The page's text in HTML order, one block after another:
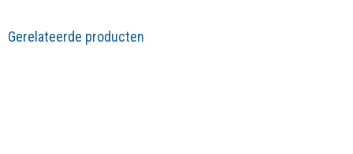
Gerelateerde producten